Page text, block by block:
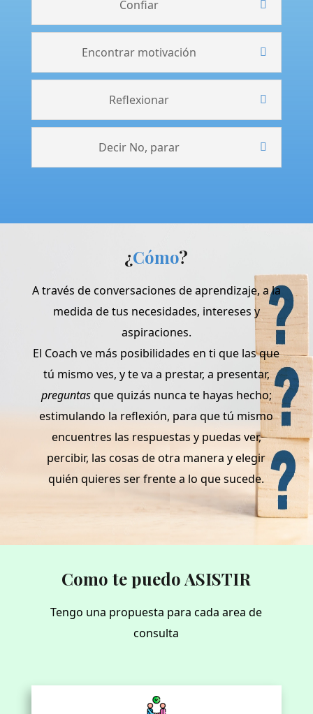
Confiar
Encontrar motivación
Reflexionar
Decir No, parar
¿Cómo?
A través de conversaciones de aprendizaje, a la
medida de tus necesidades, intereses y
aspiraciones.
El Coach ve más posibilidades en ti que las que
tú mismo ves, y te va a prestar, a presentar,
preguntasque quizás nunca te hayas hecho;
estimulando la reflexión, para que tú mismo
encuentres las respuestas y puedas ver,
percibir, las cosas de otra manera y elegir
quién quieres ser frente a lo que sucede.
Como te puedo ASISTIR
Tengo una propuesta para cada area de
consulta